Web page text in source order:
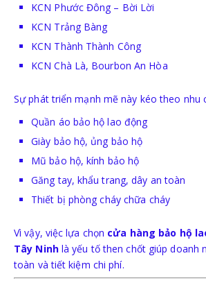
KHẨU TRANG
MẶT NẠ PHÒNG ĐỘC - BỤI
BẢO HỘ TAY
GĂNG TAY SỢI-PHỦ PU
KCN Phước Đông – Bời Lời
KCN Trảng Bàng
KCN Thành Thành Công
KCN Chà Là, Bourbon An Hòa
Sự phát triển mạnh mẽ này kéo theo nhu
Quần áo bảo hộ lao động
Giày bảo hộ, ủng bảo hộ
Mũ bảo hộ, kính bảo hộ
Găng tay, khẩu trang, dây an toàn
Thiết bị phòng cháy chữa cháy
Vì vậy, việc lựa chọn cửa hàng bảo hộ
Tây Ninhlà yếu tố then chốt giúp doanh
toàn và tiết kiệm chi phí.